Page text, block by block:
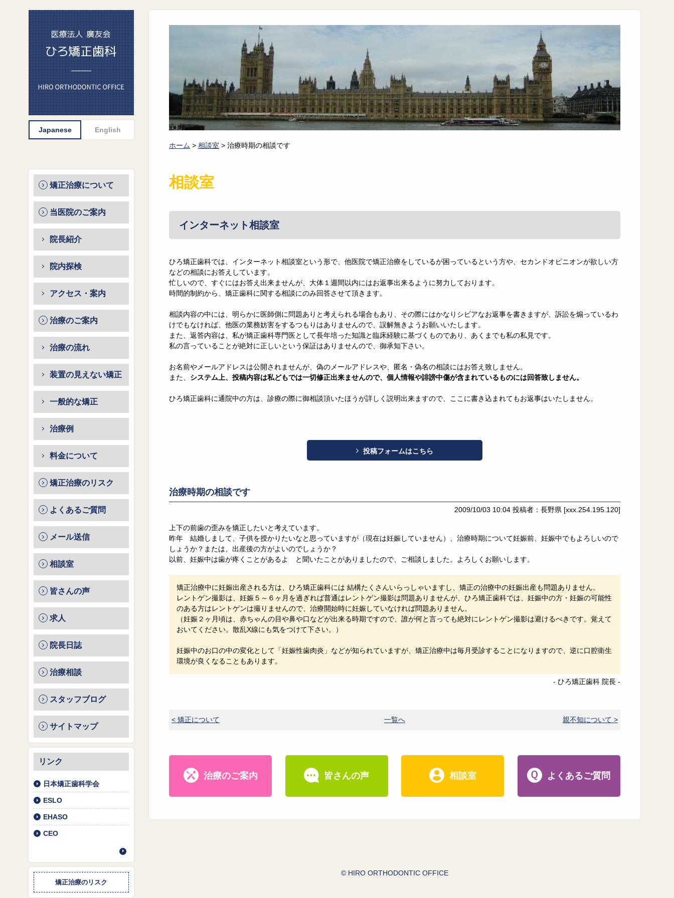
矯正治療について
当医院のご案内
院長紹介
院内探検
アクセス・案内
治療のご案内
治療の流れ
装置の見えない矯正
一般的な矯正
治療例
料金について
矯正治療のリスク
よくあるご質問
メール送信
相談室
皆さんの声
求人
院長日誌
治療相談
スタッフブログ
サイトマップ
リンク
日本矯正歯科学会
ESLO
EHASO
CEO
矯正治療のリスク
ホーム > 相談室 > 治療時期の相談です
相談室
インターネット相談室
ひろ矯正歯科では、インターネット相談室という形で、他医院で矯正治療をしているが困っているという方や、セカンドオピニオンが欲しい方
などの相談にお答えしています。
忙しいので、すぐにはお答え出来ませんが、大体１週間以内にはお返事出来るように努力しております。
時間的制約から、矯正歯科に関する相談にのみ回答させて頂きます。
相談内容の中には、明らかに医師側に問題ありと考えられる場合もあり、その際にはかなりシビアなお返事を書きますが、訴訟を煽っているわ
けでもなければ、他医の業務妨害をするつもりはありませんので、誤解無きようお願いいたします。
また、返答内容は、私が矯正歯科専門医として長年培った知識と臨床経験に基づくものであり、あくまでも私の私見です。
私の言っていることが絶対に正しいという保証はありませんので、御承知下さい。
お名前やメールアドレスは公開されませんが、偽のメールアドレスや、匿名・偽名の相談にはお答え致しません。
また、 システム上、投稿内容は私どもでは一切修正出来ませんので、個人情報や誹謗中傷が含まれているものには回答致しません。
ひろ矯正歯科に通院中の方は、診療の際に御相談頂いたほうが詳しく説明出来ますので、ここに書き込まれてもお返事はいたしません。
投稿フォームはこちら
治療時期の相談です
2009/10/03 10:04 投稿者：長野県 [xxx.254.195.120]
上下の前歯の歪みを矯正したいと考えています。
昨年 結婚しまして、子供を授かりたいなと思っていますが（現在は妊娠していません）、治療時期について妊娠前、妊娠中でもよろしいので
しょうか？または、出産後の方がよいのでしょうか？
以前、妊娠中は歯が疼くことがあるよ と聞いたことがありましたので、ご相談しました。よろしくお願いします。
矯正治療中に妊娠出産される方は、ひろ矯正歯科には 結構たくさんいらっしゃいますし、矯正の治療中の妊娠出産も問題ありません。
レントゲン撮影は、妊娠５～６ヶ月を過ぎれば普通はレントゲン撮影は問題ありませんが、ひろ矯正歯科では、妊娠中の方・妊娠の可能性
のある方はレントゲンは撮りませんので、治療開始時に妊娠していなければ問題ありません。
（妊娠２ヶ月頃は、赤ちゃんの目や鼻や口などが出来る時期ですので、誰が何と言っても絶対にレントゲン撮影は避けるべきです。覚えて
おいてください。散乱X線にも気をつけて下さい。）
妊娠中のお口の中の変化として「妊娠性歯肉炎」などが知られていますが、矯正治療中は毎月受診することになりますので、逆に口腔衛生
環境が良くなることもあります。
- ひろ矯正歯科 院長 -
< 矯正について 一覧へ 親不知について >
治療のご案内 皆さんの声 相談室 よくあるご質問
© HIRO ORTHODONTIC OFFICE